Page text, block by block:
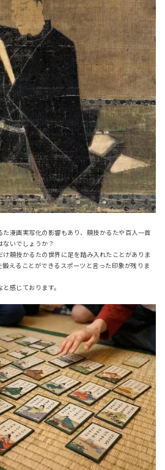
漫画実写化の影響もあり、競技かるたや百人一首
いでしょうか？
競技かるたの世界に足を踏み入れたことがありま
えることができるスポーツと言った印象が残りま
感じております。